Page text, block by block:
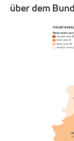
über dem
Dichte relativ zum
deutlich über Ø
leicht über Ø
leicht unter Ø
deutlich unter